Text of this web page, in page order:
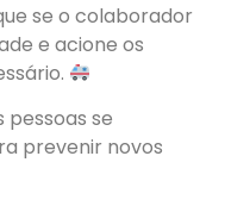
se o colaborador
e acione os
pessoas se
prevenir novos